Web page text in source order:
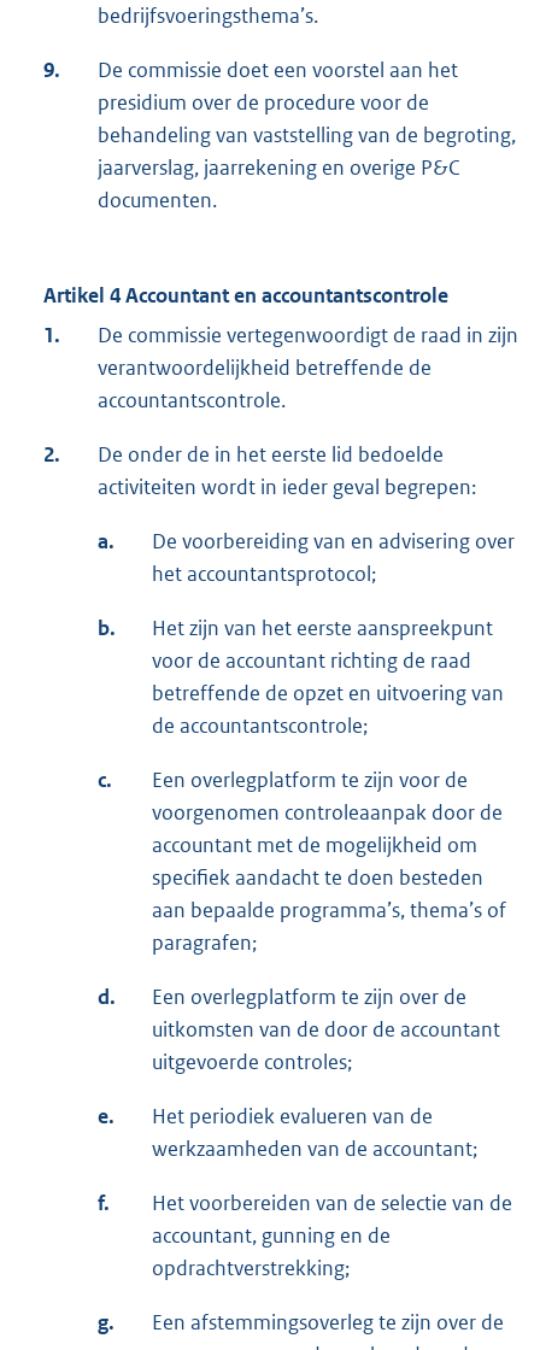
bedrijfsvoeringsthema’s.
9.
De commissie doet een voorstel aan het
presidium over de procedure voor de
behandeling van vaststelling van de begroting,
jaarverslag, jaarrekening en overige P&C
documenten.
Artikel 4 Accountant en accountantscontrole
1.
De commissie vertegenwoordigt de raad in zijn
verantwoordelijkheid betreffende de
accountantscontrole.
2.
De onder de in het eerste lid bedoelde
activiteiten wordt in ieder geval begrepen:
a.
De voorbereiding van en advisering over
het accountantsprotocol;
b.
Het zijn van het eerste aanspreekpunt
voor de accountant richting de raad
betreffende de opzet en uitvoering van
de accountantscontrole;
c.
Een overlegplatform te zijn voor de
voorgenomen controleaanpak door de
accountant met de mogelijkheid om
specifiek aandacht te doen besteden
aan bepaalde programma’s, thema’s of
paragrafen;
d.
Een overlegplatform te zijn over de
uitkomsten van de door de accountant
uitgevoerde controles;
e.
Het periodiek evalueren van de
werkzaamheden van de accountant;
f.
Het voorbereiden van de selectie van de
accountant, gunning en de
opdrachtverstrekking;
g.
Een afstemmingsoverleg te zijn over de